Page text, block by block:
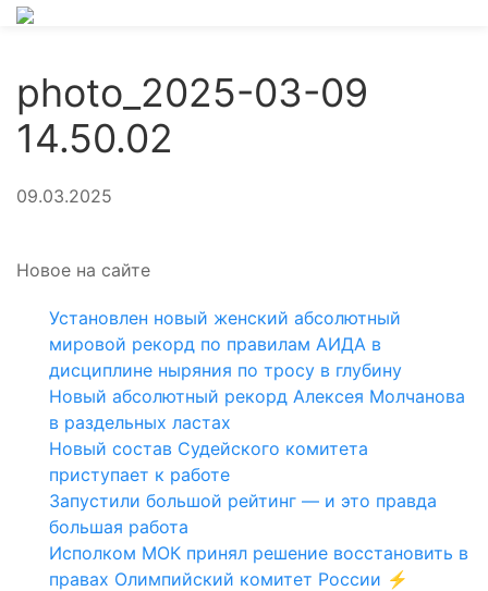
photo_2025-03-09
14.50.02
09.03.2025
Новое на сайте
Установлен новый женский абсолютный
мировой рекорд по правилам АИДА в
дисциплине ныряния по тросу в глубину
Новый абсолютный рекорд Алексея Молчанова
в раздельных ластах
Новый состав Судейского комитета
приступает к работе
Запустили большой рейтинг — и это правда
большая работа
Исполком МОК принял решение восстановить в
правах Олимпийский комитет России ⚡️